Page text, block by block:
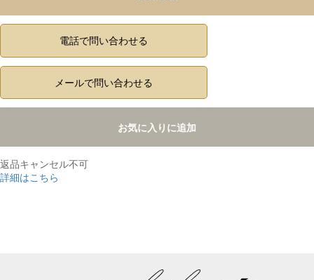
電話で問い合わせる
メールで問い合わせる
お気に入りに追加
返品キャンセル不可
詳細はこちら